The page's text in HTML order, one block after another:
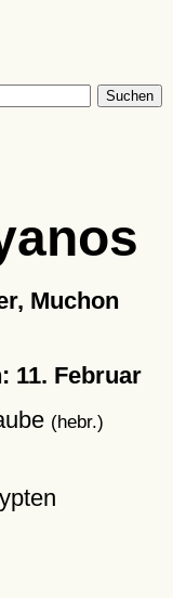
Suchen
Muchon
11. Februar
(hebr.)